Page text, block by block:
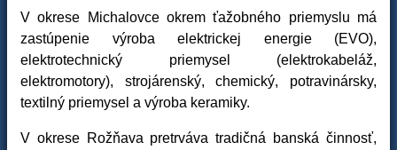
V okrese Michalovce okrem ťažobného priemyslu má
zastúpenie výroba elektrickej energie (EVO),
elektrotechnický priemysel (elektrokabeláž,
elektromotory), strojárenský, chemický, potravinársky,
textilný priemysel a výroba keramiky.
V okrese Rožňava pretrváva tradičná banská činnosť,